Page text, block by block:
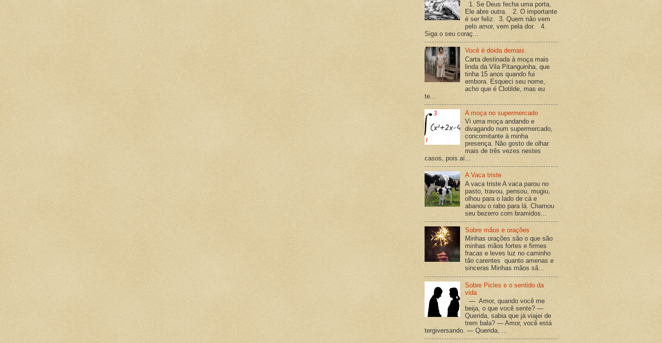
1. Se Deus fecha uma porta,
Ele abre outra. 2. O importante
é ser feliz. 3. Quem não vem
pelo amor, vem pela dor. 4.
Siga o seu coraç...
Você é doida demais.
Carta destinada à moça mais
linda da Vila Pitanguinha, que
tinha 15 anos quando fui
embora. Esqueci seu nome,
acho que é Clotilde, mas eu
te...
A moça no supermercado
Vi uma moça andando e
divagando num supermercado,
concomitante à minha
presença. Não gosto de olhar
mais de três vezes nestes
casos, pois aí...
A Vaca triste
A vaca triste A vaca parou no
pasto, travou, pensou, mugiu,
olhou para o lado de cá e
abanou o rabo para lá. Chamou
seu bezerro com bramidos...
Sobre mãos e orações
Minhas orações são o que são
minhas mãos fortes e firmes
fracas e leves luz no caminho
tão carentes quanto amenas e
sinceras Minhas mãos sã...
Sobre Picles e o sentido da
vida
— Amor, quando você me
beija, o que você sente? —
Querida, sabia que já viajei de
trem bala? — Amor, você está
tergiversando. — Querida, ...